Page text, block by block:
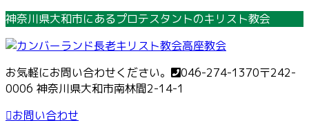
コ
テ
ン
ツ
へ
ス
ナ
ゲ
ー
シ
ョ
ン
神奈川県大和市にあるプロテスタントのキリスト教会
お気軽にお問い合わせください。 046-274-1370〒242-
0006 神奈川県大和市南林間2-14-1
お問い合わせ